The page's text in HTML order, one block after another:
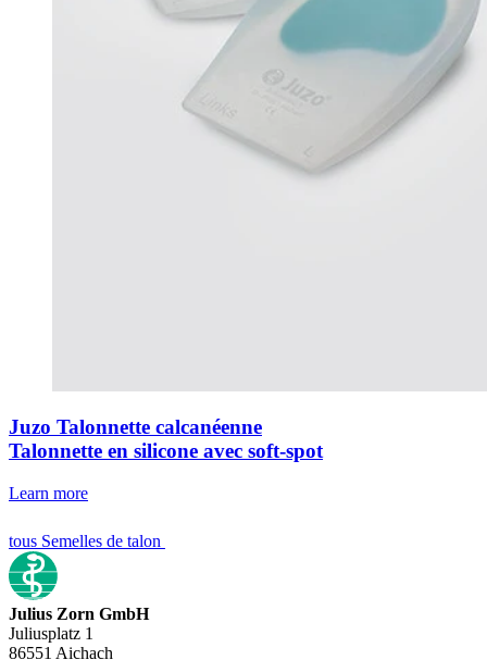
Juzo Talonnette calcanéenne
Talonnette en silicone avec soft-spot
Learn more
tous Semelles de talon
Julius Zorn GmbH
Juliusplatz 1
86551 Aichach